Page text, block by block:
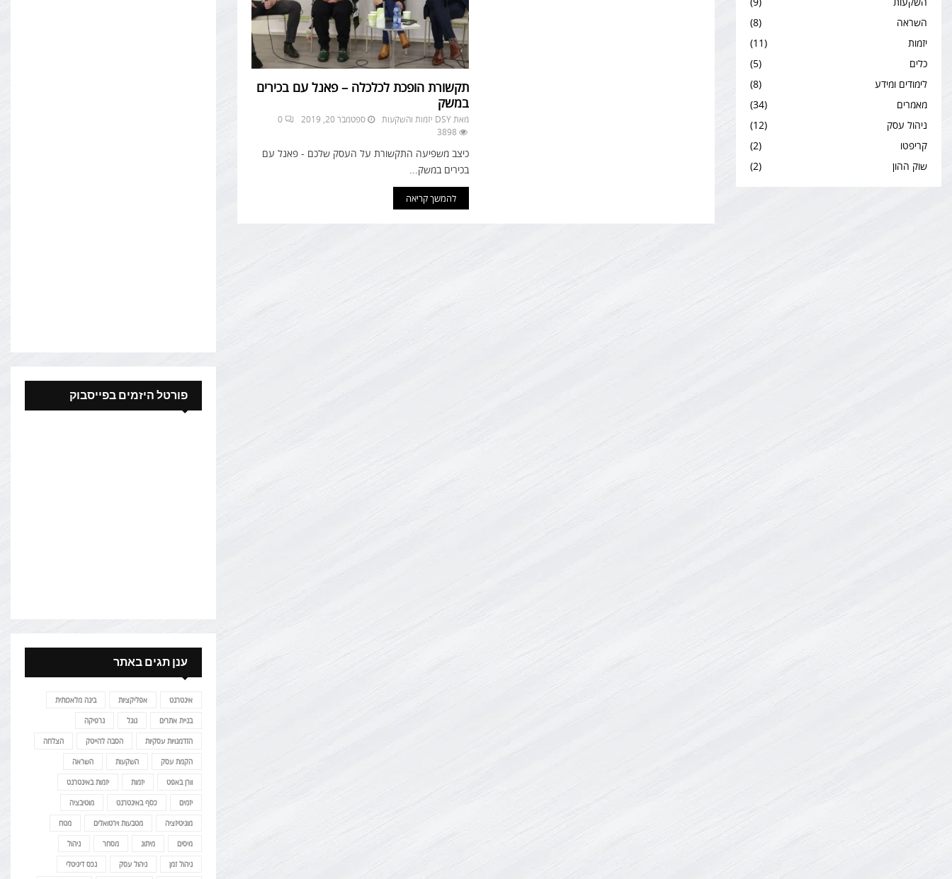
תקשורת הופכת לכלכלה – פאנל עם בכירים
במשק
מאתDSY יזמות והשקעות ספטמבר 20, 2019
0
3898
כיצב משפיעה התקשורת על העסק שלכם - פאנל עם
בכירים במשק...
להמשך קריאה
השראה
(8)
יזמות
(11)
כלים
(5)
לימודים ומידע
(8)
מאמרים
(34)
ניהול עסק
(12)
קריפטו
(2)
שוק ההון
(2)
פורטל היזמים בפייסבוק
ענן תגים באתר
אינטרנט אפליקציות בינה מלאכותית
בניית אתרים גוגל גרפיקה
הזדמנויות עסקיות הסבה להייטק הצלחה
הקמת עסק השקעות השראה
וורן באפט יזמות יזמות באינטרנט
יזמים כסף באינטרנט מוטיבציה
מוניטיזציה מטבעות וירטואלים מטח
מיסים מיתוג מסחר ניהול
ניהול זמן ניהול עסק נכס דיגיטלי